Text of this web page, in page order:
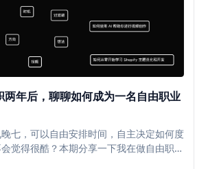
两年后，聊聊如何成为一名自由职业
七，可以自由安排时间，自主决定如何度
觉得很酷？本期分享一下我在做自由职业